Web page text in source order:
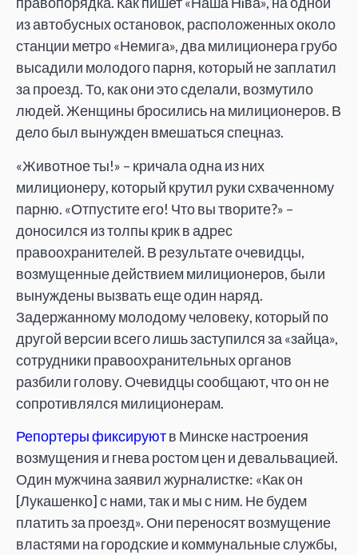
из автобусных остановок, расположенных около
станции метро «Немига», два милиционера грубо
высадили молодого парня, который не заплатил
за проезд. То, как они это сделали, возмутило
людей. Женщины бросились на милиционеров. В
дело был вынужден вмешаться спецназ.
«Животное ты!» – кричала одна из них
милиционеру, который крутил руки схваченному
парню. «Отпустите его! Что вы творите?» –
доносился из толпы крик в адрес
правоохранителей. В результате очевидцы,
возмущенные действием милиционеров, были
вынуждены вызвать еще один наряд.
Задержанному молодому человеку, который по
другой версии всего лишь заступился за «зайца»,
сотрудники правоохранительных органов
разбили голову. Очевидцы сообщают, что он не
сопротивлялся милиционерам.
Репортеры фиксируютв Минске настроения
возмущения и гнева ростом цен и девальвацией.
Один мужчина заявил журналистке: «Как он
[Лукашенко] с нами, так и мы с ним. Не будем
платить за проезд». Они переносят возмущение
властями на городские и коммунальные службы,